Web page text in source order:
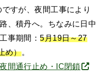
すが、夜間工事により
、積丹へ。ちなみに日中
事期間： 5月19日～27
め）。
間通行止め・IC閉鎖